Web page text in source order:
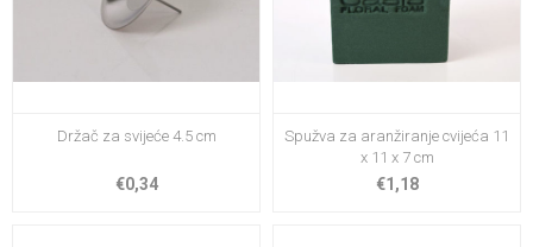
Držač za svijeće 4.5 cm
€0,34
Spužva za aranžiranje cvijeća 11
x 11 x 7 cm
€1,18